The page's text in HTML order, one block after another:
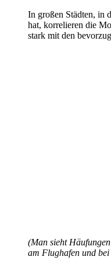
In großen Städten, in
hat, korrelieren die
stark mit den
(Man sieht
am Flughafen und